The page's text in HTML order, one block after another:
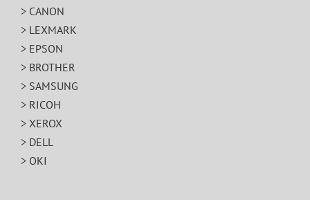
> CANON
> LEXMARK
> EPSON
> BROTHER
> SAMSUNG
> RICOH
> XEROX
> DELL
> OKI